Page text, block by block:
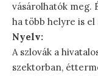
vásárolhatók meg.
ha több helyre is
Nyelv:
A szlovák a
szektorban,